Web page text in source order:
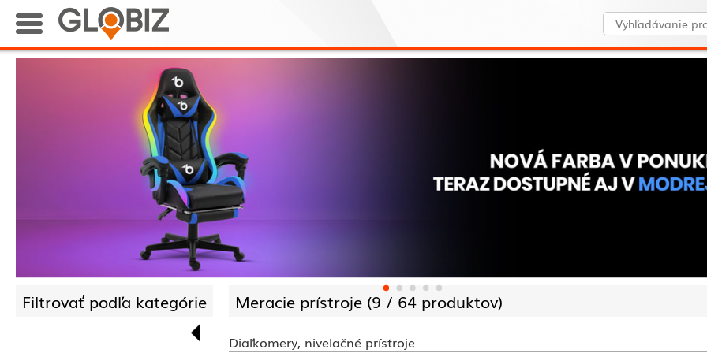
Filtrovať podľa kategórie Meracie prístroje (9 / 64 produktov)
Diaľkomery, nivelačné prístroje